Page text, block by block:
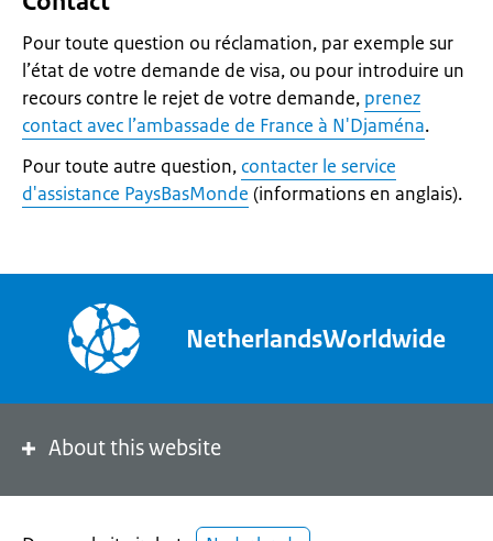
Pour toute question ou réclamation, par exemple sur
l’état de votre demande de visa, ou pour introduire un
recours contre le rejet de votre demande, prenez
contact avec l’ambassade de France à N'Djaména.
Pour toute autre question, contacter le service
d'assistance PaysBasMonde (informations en anglais).
NetherlandsWorldwide
About this website